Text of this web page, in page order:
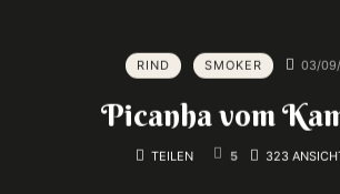
RIND SMOKER 03/
Picanha vom
TEILEN 5 323